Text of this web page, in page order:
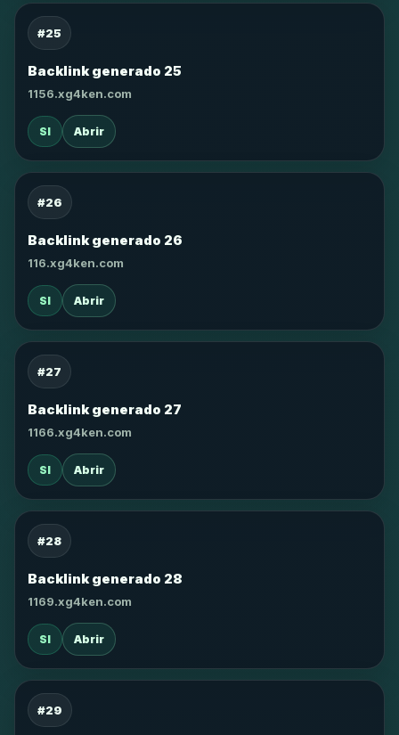
#25
Backlink generado 25
1156.xg4ken.com
SI Abrir
#26
Backlink generado 26
116.xg4ken.com
SI Abrir
#27
Backlink generado 27
1166.xg4ken.com
SI Abrir
#28
Backlink generado 28
1169.xg4ken.com
SI Abrir
#29